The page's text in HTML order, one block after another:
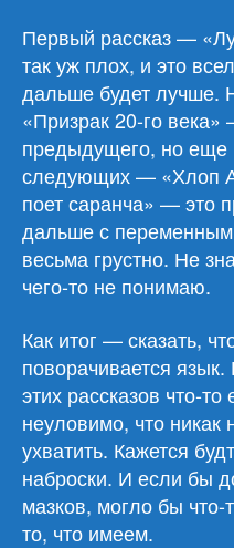
Первый рассказ —
так уж плох, и это
дальше будет лучше.
«Призрак 20-го века»
предыдущего, но еще
следующих — «Хлоп
поет саранча» — это
дальше с
весьма грустно. Не
чего-то не понимаю.
Как итог — сказать,
поворачивается
этих рассказов что-
неуловимо, что никак
ухватить. Кажется
наброски. И если бы
мазков, могло бы
то, что имеем.